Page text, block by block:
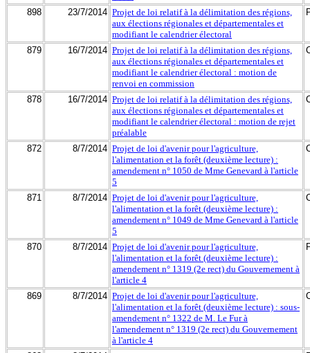
898 23/7/2014 Projet de loi relatif à la délimitation des régions,
aux élections régionales et départementales et
modifiant le calendrier électoral
879 16/7/2014 Projet de loi relatif à la délimitation des régions,
aux élections régionales et départementales et
modifiant le calendrier électoral : motion de
renvoi en commission
878 16/7/2014 Projet de loi relatif à la délimitation des régions,
aux élections régionales et départementales et
modifiant le calendrier électoral : motion de rejet
préalable
872 8/7/2014 Projet de loi d'avenir pour l'agriculture,
l'alimentation et la forêt (deuxième lecture) :
amendement n° 1050 de Mme Genevard à l'article
5
871 8/7/2014 Projet de loi d'avenir pour l'agriculture,
l'alimentation et la forêt (deuxième lecture) :
amendement n° 1049 de Mme Genevard à l'article
5
870 8/7/2014 Projet de loi d'avenir pour l'agriculture,
l'alimentation et la forêt (deuxième lecture) :
amendement n° 1319 (2e rect) du Gouvernement à
l'article 4
869 8/7/2014 Projet de loi d'avenir pour l'agriculture,
l'alimentation et la forêt (deuxième lecture) : sous-
amendement n° 1322 de M. Le Fur à
l'amendement n° 1319 (2e rect) du Gouvernement
à l'article 4